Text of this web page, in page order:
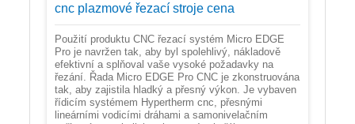
cnc plazmové řezací stroje cena
Použití produktu CNC řezací systém Micro EDGE
Pro je navržen tak, aby byl spolehlivý, nákladově
efektivní a splňoval vaše vysoké požadavky na
řezání. Řada Micro EDGE Pro CNC je zkonstruována
tak, aby zajistila hladký a přesný výkon. Je vybaven
řídicím systémem Hypertherm cnc, přesnými
lineárními vodicími dráhami a samonivelačním